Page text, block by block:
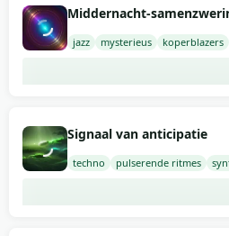
Middernacht-
jazz mysterieus koperblazers
Signaal van anticipatie
techno pulserende ritmes